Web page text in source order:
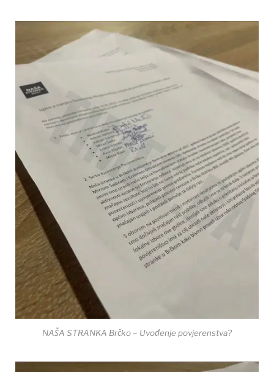
NAŠA STRANKA Brčko – Uvođenje povjerenstva?